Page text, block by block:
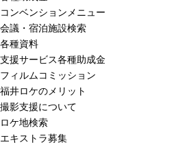
コンベンションメニュー
会議・宿泊施設検索
各種資料
支援サービス各種助成金
フィルムコミッション
福井ロケのメリット
撮影支援について
ロケ地検索
エキストラ募集